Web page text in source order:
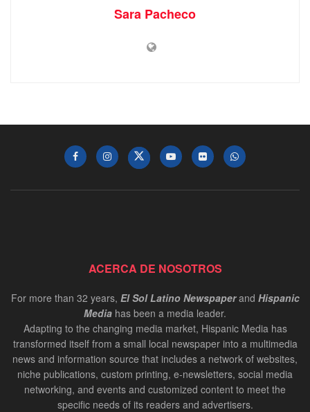
Sara Pacheco
ACERCA DE NOSOTROS
For more than 32 years, El Sol Latino Newspaperand Hispanic
Media has been a media leader.
Adapting to the changing media market, Hispanic Media has
transformed itself from a small local newspaper into a multimedia
news and information source that includes a network of websites,
niche publications, custom printing, e-newsletters, social media
networking, and events and customized content to meet the
specific needs of its readers and advertisers.